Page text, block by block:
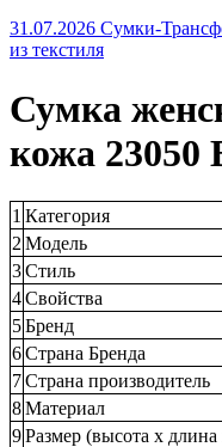
31.07.2026 Сумки-
из текстиля
Сумка
кожа 23050
1 Категория
2 Модель
3Стиль
4Свойства
5Бренд
6Страна Бренда
7Страна производитель
8Материал
9Размер (высота х